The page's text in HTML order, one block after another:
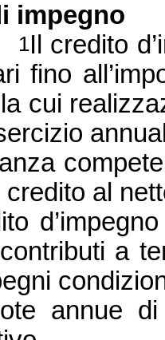
impegno
1Il credito
fino
cui
credito al
a
annue